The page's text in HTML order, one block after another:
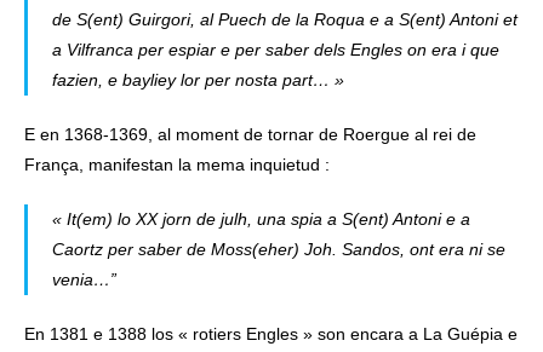
de S(ent) Guirgori, al Puech de la Roqua e a S(ent) Antoni et
a Vilfranca per espiar e per saber dels Engles on era i que
fazien, e bayliey lor per nosta part… »
E en 1368-1369, al moment de tornar de Roergue al rei de
França, manifestan la mema inquietud :
« It(em) lo XX jorn de julh, una spia a S(ent) Antoni e a
Caortz per saber de Moss(eher) Joh. Sandos, ont era ni se
venia…”
En 1381 e 1388 los « rotiers Engles » son encara a La Guépia e